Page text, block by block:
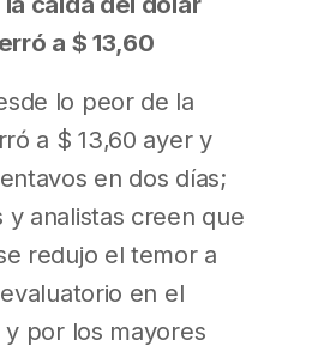
a $ 13,60
lo peor de la
a $ 13,60 ayer y
en dos días;
y analistas creen que
redujo el temor a
en el
por los mayores